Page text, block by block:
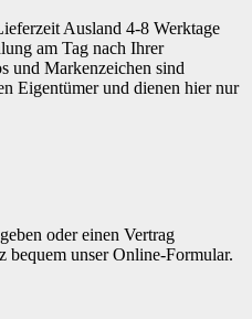
Ausland 4-8 Werktage
am Tag nach Ihrer
und Markenzeichen sind
Eigentümer und dienen hier nur
oder einen Vertrag
bequem unser Online-Formular.